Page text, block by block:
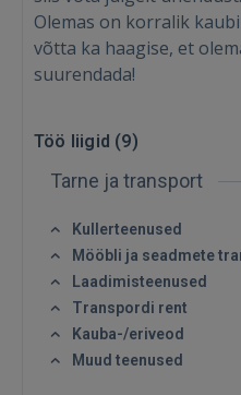
Sisene
Unustasite parooli?
Olemas on korralik
võtta ka haagise, et
suurendada!
Töö liigid (9)
Tarne ja transport
Kullerteenused
Mööbli ja seadmete
Laadimisteenused
Transpordi rent
Kauba-/eriveod
Muud teenused